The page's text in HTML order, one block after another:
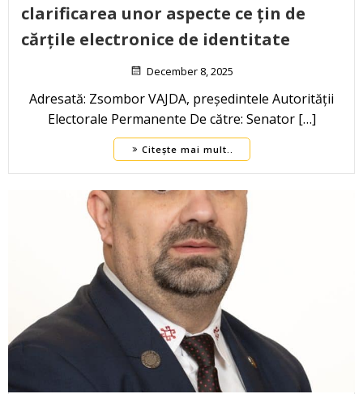
clarificarea unor aspecte ce țin de
cărțile electronice de identitate
December 8, 2025
Adresată: Zsombor VAJDA, președintele Autorității
Electorale Permanente De către: Senator […]
Citește mai mult..